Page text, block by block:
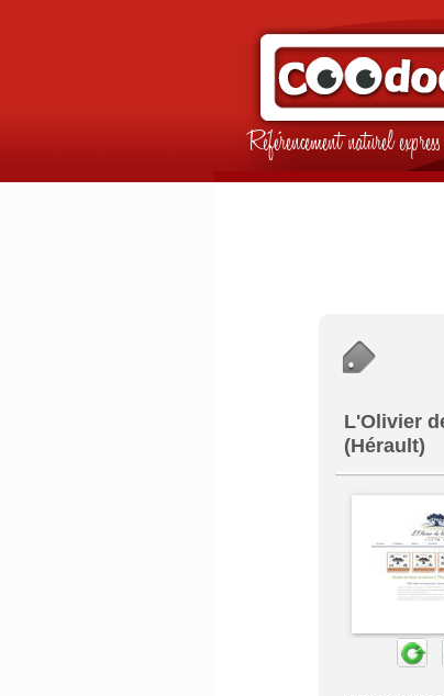
Référencement naturel
L'Olivier
(Hérault)